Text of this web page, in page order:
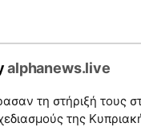
alphanews.live
τη στήριξή τους
της